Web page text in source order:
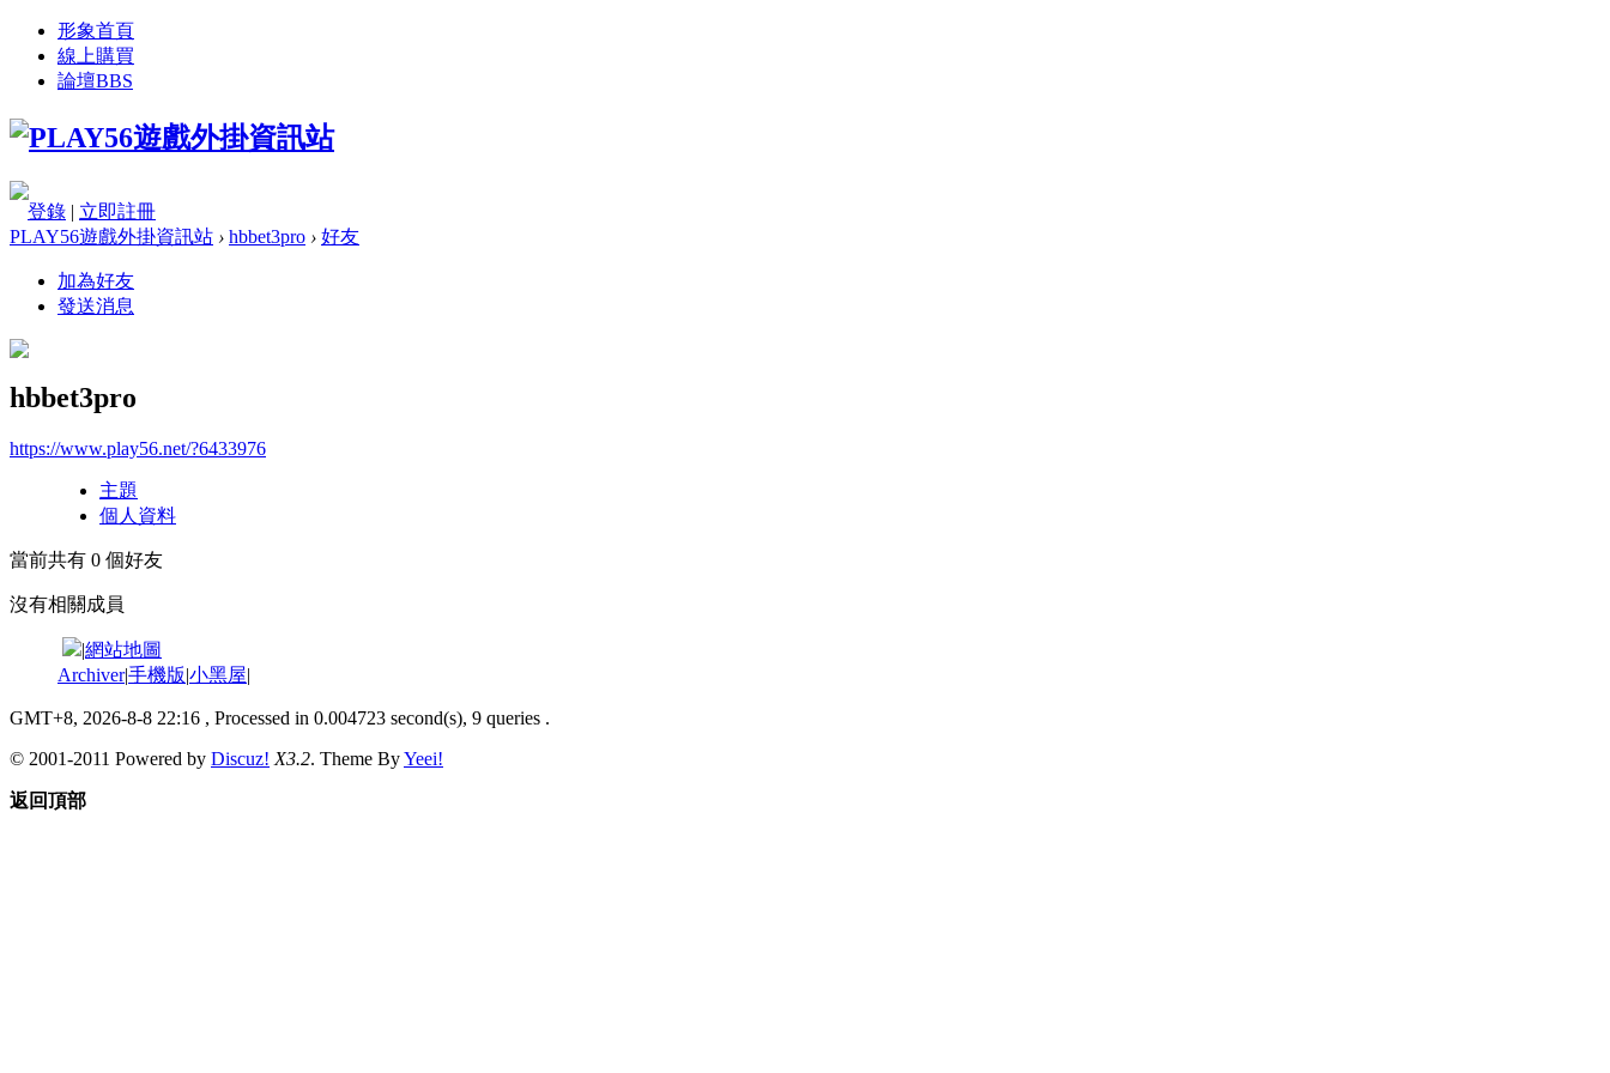
形象首頁
線上購買
論壇BBS
登錄 | 立即註冊
PLAY56遊戲外掛資訊站 › hbbet3pro › 好友
加為好友
發送消息
hbbet3pro
https://www.play56.net/?6433976
主題
個人資料
當前共有 0 個好友
沒有相關成員
|網站地圖
Archiver|手機版|小黑屋|
GMT+8, 2026-8-8 22:16 , Processed in 0.004723 second(s), 9 queries .
© 2001-2011 Powered by Discuz! X3.2. Theme ByYeei!
返回頂部